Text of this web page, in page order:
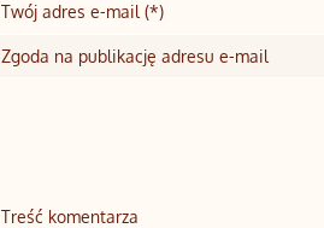
Twój adres e-mail (*)
Zgoda na publikację adresu e-mail
Treść komentarza